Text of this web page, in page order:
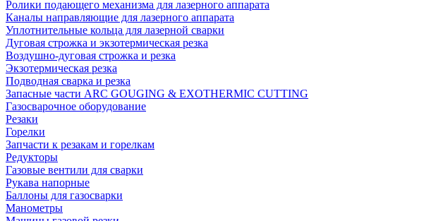
Ролики подающего механизма для лазерного аппарата
Каналы направляющие для лазерного аппарата
Уплотнительные кольца для лазерной сварки
Дуговая строжка и экзотермическая резка
Воздушно-дуговая строжка и резка
Экзотермическая резка
Подводная сварка и резка
Запасные части ARC GOUGING & EXOTHERMIC CUTTING
Газосварочное оборудование
Резаки
Горелки
Запчасти к резакам и горелкам
Редукторы
Газовые вентили для сварки
Рукава напорные
Баллоны для газосварки
Манометры